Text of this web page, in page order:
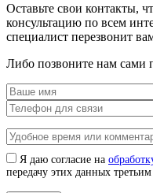
Оставьте свои контакты,
консультацию по всем
специалист перезвонит
Либо позвоните нам сами
Я даю согласие на
передачу этих данных